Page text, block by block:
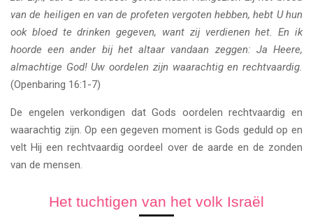
van de heiligen en van de profeten vergoten hebben, hebt U hun
ook bloed te drinken gegeven, want zij verdienen het. En ik
hoorde een ander bij het altaar vandaan zeggen: Ja Heere,
almachtige God! Uw oordelen zijn waarachtig en rechtvaardig.
(Openbaring 16:1-7)
De engelen verkondigen dat Gods oordelen rechtvaardig en
waarachtig zijn. Op een gegeven moment is Gods geduld op en
velt Hij een rechtvaardig oordeel over de aarde en de zonden
van de mensen.
Het tuchtigen van het volk Israël